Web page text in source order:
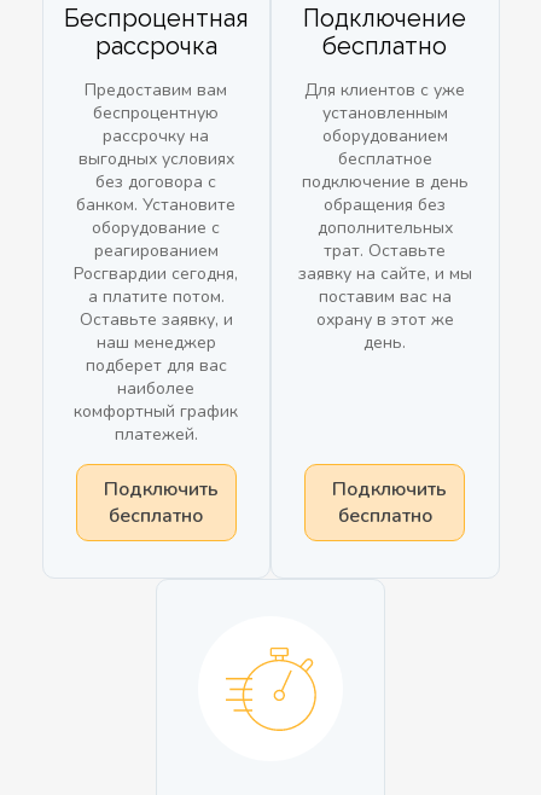
Беспроцентная
рассрочка
Предоставим вам
беспроцентную
рассрочку на
выгодных условиях
без договора с
банком. Установите
оборудование с
реагированием
Росгвардии сегодня,
а платите потом.
Оставьте заявку, и
наш менеджер
подберет для вас
наиболее
комфортный график
платежей.
Подключить
бесплатно
Подключение
бесплатно
Для клиентов с уже
установленным
оборудованием
бесплатное
подключение в день
обращения без
дополнительных
трат. Оставьте
заявку на сайте, и мы
поставим вас на
охрану в этот же
день.
Подключить
бесплатно